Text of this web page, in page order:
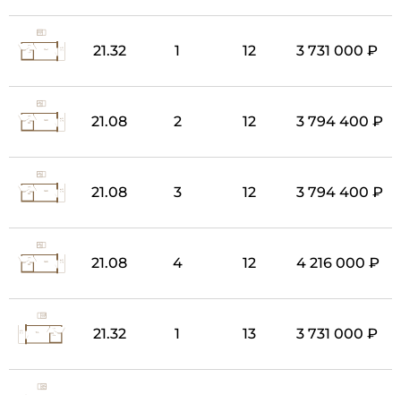
21.32 1 12 3 731 000 ₽
21.08 2 12 3 794 400 ₽
21.08 3 12 3 794 400 ₽
21.08 4 12 4 216 000 ₽
21.32 1 13 3 731 000 ₽